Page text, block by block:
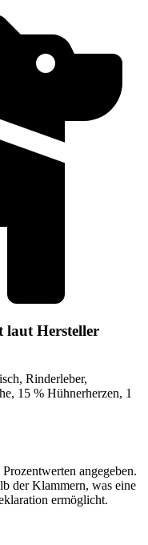
laut Hersteller
Rinderleber,
15 % Hühnerherzen, 1
angegeben.
der Klammern, was eine
ermöglicht.